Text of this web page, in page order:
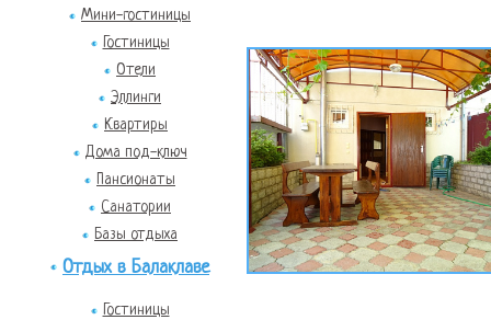
Мини-гостиницы
Гостиницы
Отели
Эллинги
Квартиры
Дома под-ключ
Пансионаты
Санатории
Базы отдыха
Отдых в Балаклаве
Гостиницы